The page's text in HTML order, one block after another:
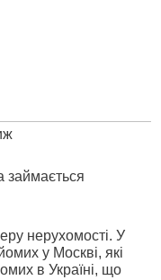
займається
нерухомості. У
у Москві, які
в Україні, що